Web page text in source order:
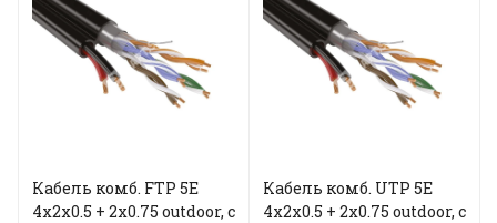
Кабель комб. FTP 5E
4x2x0.5 + 2x0.75 outdoor, с
Кабель комб. UTP 5E
4x2x0.5 + 2x0.75 outdoor, с